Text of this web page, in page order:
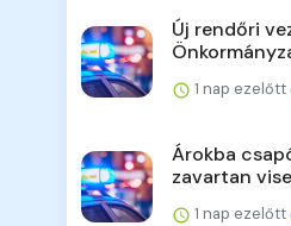
Új rendőri
1 nap ezelőtt
Árokba
zavartan
1 nap ezelőtt